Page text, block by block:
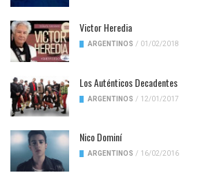
Victor Heredia
ARGENTINOS / 01/02/2018
Los Auténticos Decadentes
ARGENTINOS / 12/01/2017
Nico Dominí
ARGENTINOS / 16/02/2016